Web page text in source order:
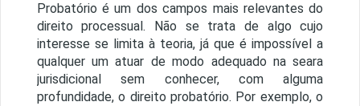
Probatório é um dos campos mais relevantes do
direito processual. Não se trata de algo cujo
interesse se limita à teoria, já que é impossível a
qualquer um atuar de modo adequado na seara
jurisdicional sem conhecer, com alguma
profundidade, o direito probatório. Por exemplo, o